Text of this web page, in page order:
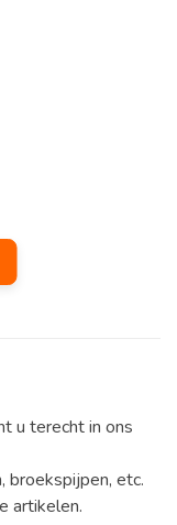
u terecht in ons
broekspijpen, etc.
artikelen.